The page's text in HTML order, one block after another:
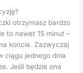
otrzymasz bardzo
to nawet 15 minut –
koncie. Zazwyczaj
ciągu jednego dnia
Jeśli będzie ona